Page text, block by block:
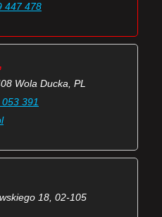
447 478
Wola Ducka, PL
391
18, 02-105